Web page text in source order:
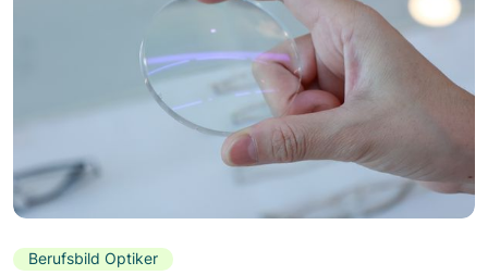
Berufsbild Optiker